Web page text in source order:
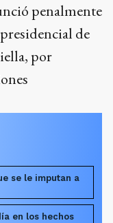
penalmente
de
por
se le imputan a
en los hechos